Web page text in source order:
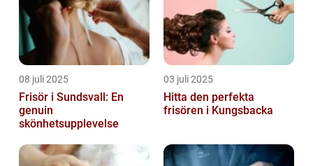
08 juli 2025
Frisör i Sundsvall: En
genuin
skönhetsupplevelse
03 juli 2025
Hitta den perfekta
frisören i Kungsbacka